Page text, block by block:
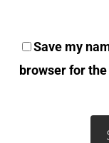
Save my
browser for